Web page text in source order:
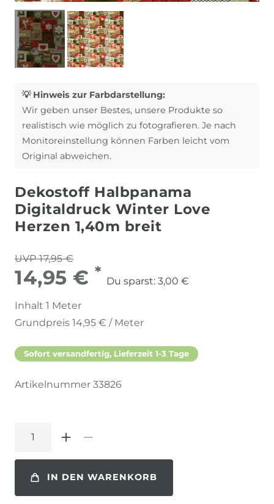
💡 Hinweis zur Farbdarstellung:
Wir geben unser Bestes, unsere Produkte so
realistisch wie möglich zu fotografieren. Je nach
Monitoreinstellung können Farben leicht vom
Original abweichen.
Dekostoff Halbpanama
Digitaldruck Winter Love
Herzen 1,40m breit
UVP 17,95 €
14,95 € *
Du sparst: 3,00 €
Inhalt 1 Meter
Grundpreis 14,95 € / Meter
Sofort versandfertig, Lieferzeit 1-3 Tage
Artikelnummer 33826
IN DEN WARENKORB